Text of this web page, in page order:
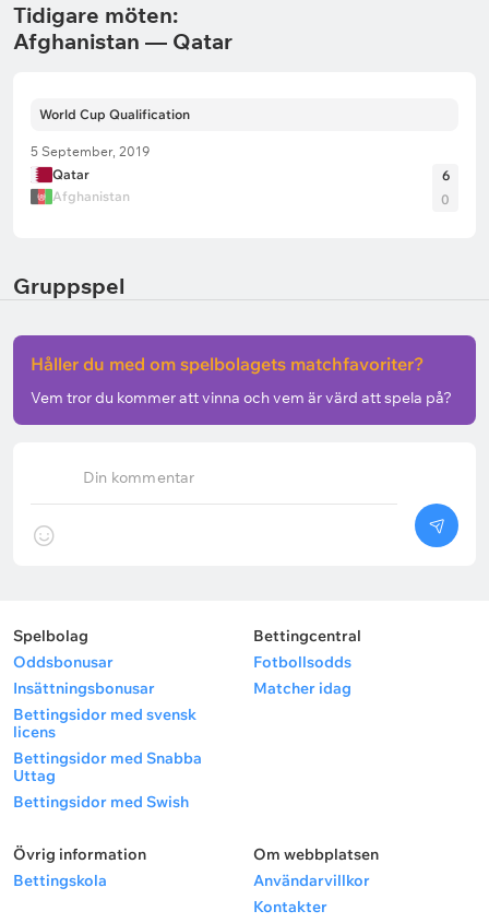
Tidigare möten:
Afghanistan — Qatar
World Cup Qualification
5 September, 2019
Qatar
Afghanistan
6
0
Gruppspel
Din kommentar
Håller du med om spelbolagets matchfavoriter?
Vem tror du kommer att vinna och vem är värd att spela på?
Spelbolag
Oddsbonusar
Insättningsbonusar
Bettingsidor med svensk
licens
Bettingsidor med Snabba
Uttag
Bettingsidor med Swish
Bettingcentral
Fotbollsodds
Matcher idag
Övrig information
Bettingskola
Om webbplatsen
Användarvillkor
Kontakter